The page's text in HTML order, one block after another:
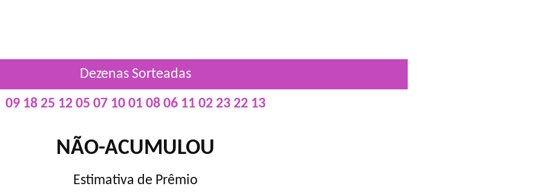
Dezenas Sorteadas
09 18 25 12 05 07 10 01 08 06 11 02 23 22 13
NÃO-ACUMULOU
Estimativa de Prêmio